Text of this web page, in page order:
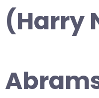
(Harry